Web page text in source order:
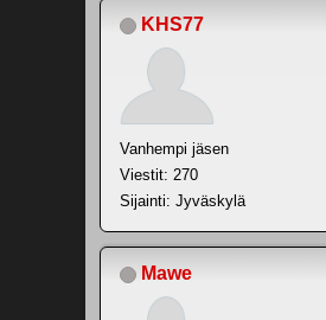
KHS77
Vanhempi jäsen
Viestit: 270
Sijainti: Jyväskylä
Mawe